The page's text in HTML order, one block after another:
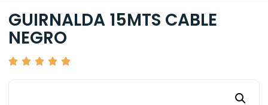
GUIRNALDA 15MTS CABLE
NEGRO